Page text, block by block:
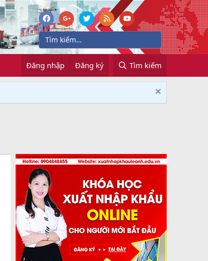
Đăng nhập Đăng ký Tìm kiếm